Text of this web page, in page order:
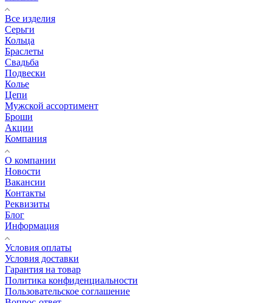
Все изделия
Серьги
Кольца
Браслеты
Свадьба
Подвески
Колье
Цепи
Мужской ассортимент
Броши
Акции
Компания
О компании
Новости
Вакансии
Контакты
Реквизиты
Блог
Информация
Условия оплаты
Условия доставки
Гарантия на товар
Политика конфиденциальности
Пользовательское соглашение